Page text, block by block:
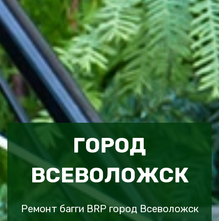
ГОРОД
ВСЕВОЛОЖСК
Ремонт багги BRP город Всеволожск